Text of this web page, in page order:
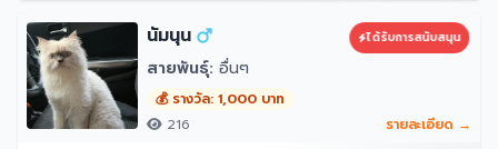
นัมนุน ได้รับการสนับสนุน
สายพันธุ์: อื่นๆ
💰 รางวัล: 1,000 บาท
216
รายละเอียด →